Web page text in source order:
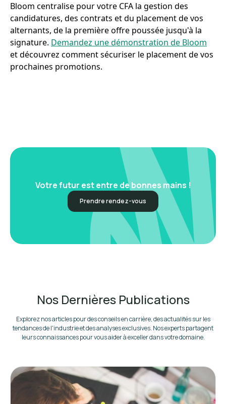
Bloom centralise pour votre CFA la gestion des
candidatures, des contrats et du placement de vos
alternants, de la première offre poussée jusqu'à la
signature. Demandez une démonstration de Bloom
et découvrez comment sécuriser le placement de vos
prochaines promotions.
Votre futur est entre de bonnes mains !
Prendre rendez-vous
Nos Dernières Publications
Explorez nos articles pour des conseils en carrière, des actualités sur les
tendances de l'industrie et des analyses exclusives. Nos experts partagent
leurs connaissances pour vous aider à exceller dans votre domaine.